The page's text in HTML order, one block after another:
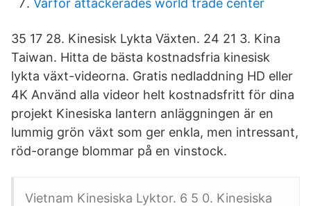
Varför attackerades world trade center
35 17 28. Kinesisk Lykta Växten. 24 21 3. Kina
Taiwan. Hitta de bästa kostnadsfria kinesisk
lykta växt-videorna. Gratis nedladdning HD eller
4K Använd alla videor helt kostnadsfritt för dina
projekt Kinesiska lantern anläggningen är en
lummig grön växt som ger enkla, men intressant,
röd-orange blommar på en vinstock.
Vietnam Kinesiska Lyktor. 6 5 0. Kinesiska